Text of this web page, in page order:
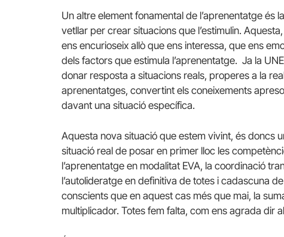
Un altre element fonamental de l’aprenentatge és
vetllar per crear situacions que l’estimulin.
ens encurioseix allò que ens interessa, que ens
dels factors que estimula l’aprenentatge. Ja la
donar resposta a situacions reals, properes a la
aprenentatges, convertint els coneixements
davant una situació específica.
Aquesta nova situació que estem vivint, és doncs
situació real de posar en primer lloc les
l’aprenentatge en modalitat EVA, la coordinació
l’autolideratge en definitiva de totes i cadascuna
conscients que en aquest cas més que mai, la
multiplicador. Totes fem falta, com ens agrada dir